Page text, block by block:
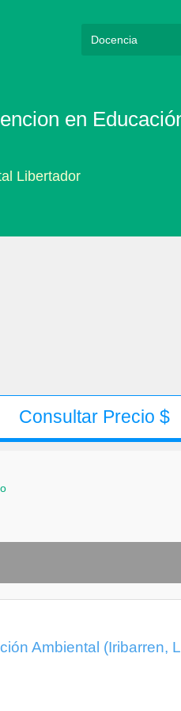
en
Libertador
Consultar Precio $
Ambiental (Iribarren,